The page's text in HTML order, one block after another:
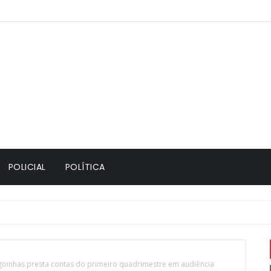
POLICIAL POLÍTICA
presta contas do primeiro quadrimestre em audiência